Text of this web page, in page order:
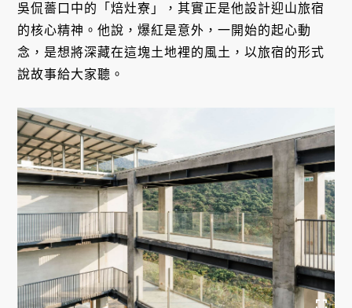
吳侃薔口中的「焙灶寮」，其實正是他設計迎山旅宿
的核心精神。他說，爆紅是意外，一開始的起心動
念，是想將深藏在這塊土地裡的風土，以旅宿的形式
說故事給大家聽。